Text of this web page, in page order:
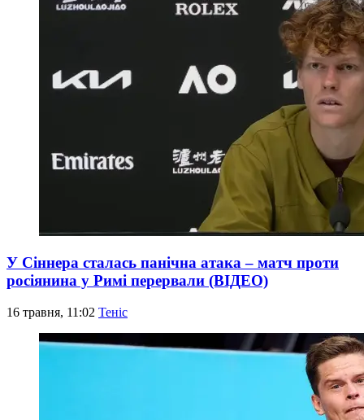
У Сіннера сталась панічна атака – матч проти
росіянина у Римі перервали (ВІДЕО)
16 травня, 11:02 Теніс